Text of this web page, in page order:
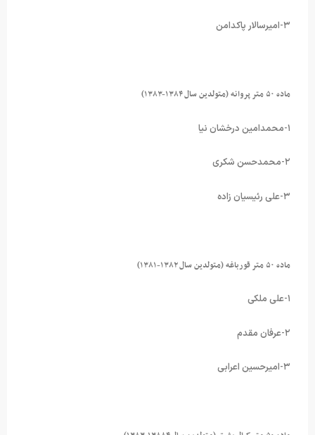
۳-امیرسالار پاکدامن
ماده ۵۰ متر پروانه (متولدین سال ۱۳۸۴-۱۳۸۳)
۲-محمدحسن شکری
۳-علی رئیسیان زاده
ماده ۵۰ متر قورباغه (متولدین سال ۱۳۸۲-۱۳۸۱)
۲-عرفان مقدم
۳-امیرحسین اعرابی